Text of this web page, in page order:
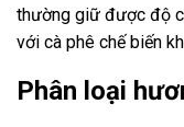
thường giữ được độ
với cà phê chế biến
Phân loại